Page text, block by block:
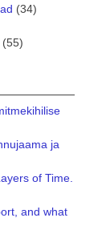
(34)
(55)
ja
of Time.
and what